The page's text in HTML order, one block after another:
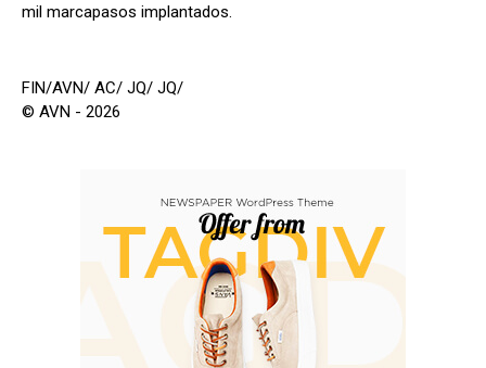
mil marcapasos implantados.
FIN/AVN/ AC/ JQ/ JQ/
© AVN - 2026